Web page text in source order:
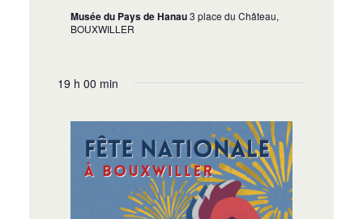
Musée du Pays de Hanau3 place du Château,
BOUXWILLER
19 h 00 min